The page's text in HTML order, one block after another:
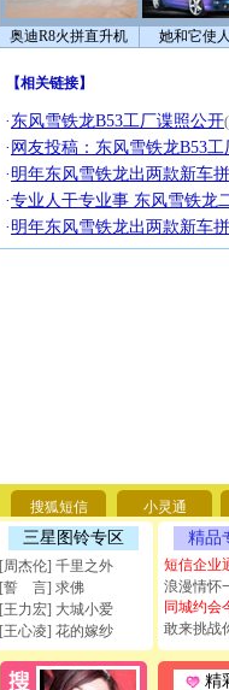
奥迪R8火拼直升机 她和它使
【相关链接】
· 东风雪铁龙B53工厂谍照公开
· 网友投稿：东风雪铁龙B53
· 明年东风雪铁龙出两款新车
·专业人干专业事 东风雪铁龙
· 明年东风雪铁龙出两款新车
搜狐短信 小灵通
三星图铃专区
[周杰伦] 千里之外
[誓 言] 求佛
[王力宏] 大城小爱
[王心凌] 花的嫁纱
精品
短信企业
浪漫情怀
同城约会
敢来挑战
精